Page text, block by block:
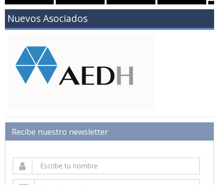
Nuevos Asociados
Recibe nuestro newsletter